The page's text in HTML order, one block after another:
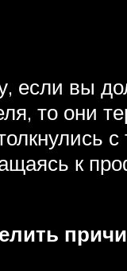
если вы
то они
с
к